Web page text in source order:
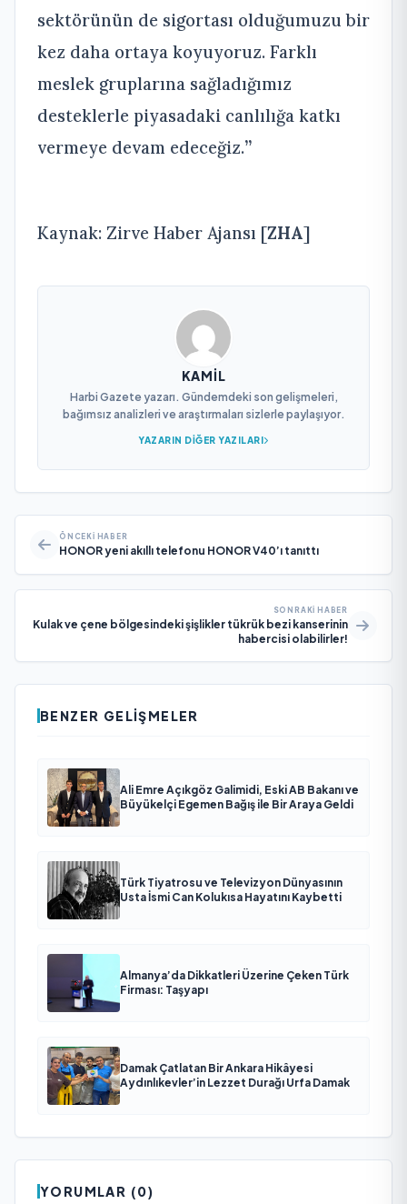
sektörünün de sigortası olduğumuzu bir
kez daha ortaya koyuyoruz. Farklı
meslek gruplarına sağladığımız
desteklerle piyasadaki canlılığa katkı
vermeye devam edeceğiz.”
Kaynak: Zirve Haber Ajansı [ZHA]
KAMIL
Harbi Gazete yazarı. Gündemdeki son gelişmeleri,
bağımsız analizleri ve araştırmaları sizlerle paylaşıyor.
YAZARIN DIĞER YAZILARI
ÖNCEKI HABER
HONOR yeni akıllı telefonu HONOR V40’ı tanıttı
SONRAKI HABER
Kulak ve çene bölgesindeki şişlikler tükrük bezi kanserinin
habercisi olabilirler!
BENZER GELIŞMELER
Ali Emre Açıkgöz Galimidi, Eski AB Bakanı ve
Büyükelçi Egemen Bağış ile Bir Araya Geldi
Türk Tiyatrosu ve Televizyon Dünyasının
Usta İsmi Can Kolukısa Hayatını Kaybetti
Almanya’da Dikkatleri Üzerine Çeken Türk
Firması: Taşyapı
Damak Çatlatan Bir Ankara Hikâyesi
Aydınlıkevler’in Lezzet Durağı Urfa Damak
YORUMLAR (0)